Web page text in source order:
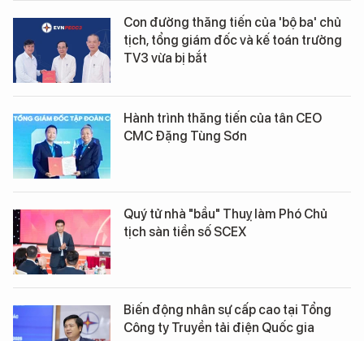
Con đường thăng tiến của 'bộ ba' chủ
tịch, tổng giám đốc và kế toán trưởng
TV3 vừa bị bắt
Hành trình thăng tiến của tân CEO
CMC Đặng Tùng Sơn
Quý tử nhà "bầu" Thuỵ làm Phó Chủ
tịch sàn tiền số SCEX
Biến động nhân sự cấp cao tại Tổng
Công ty Truyền tải điện Quốc gia